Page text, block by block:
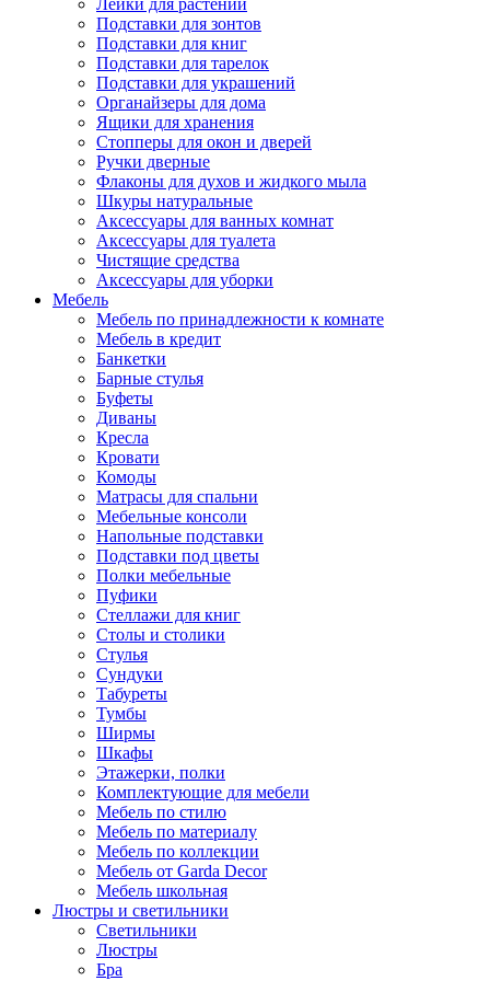
Лейки для растений
Подставки для зонтов
Подставки для книг
Подставки для тарелок
Подставки для украшений
Органайзеры для дома
Ящики для хранения
Стопперы для окон и дверей
Ручки дверные
Флаконы для духов и жидкого мыла
Шкуры натуральные
Аксессуары для ванных комнат
Аксессуары для туалета
Чистящие средства
Аксессуары для уборки
Мебель
Мебель по принадлежности к комнате
Мебель в кредит
Банкетки
Барные стулья
Буфеты
Диваны
Кресла
Кровати
Комоды
Матрасы для спальни
Мебельные консоли
Напольные подставки
Подставки под цветы
Полки мебельные
Пуфики
Стеллажи для книг
Столы и столики
Стулья
Сундуки
Табуреты
Тумбы
Ширмы
Шкафы
Этажерки, полки
Комплектующие для мебели
Мебель по стилю
Мебель по материалу
Мебель по коллекции
Мебель от Garda Decor
Мебель школьная
Люстры и светильники
Светильники
Люстры
Бра